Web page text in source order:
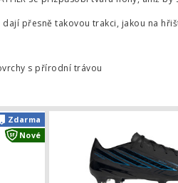
dají přesně takovou trakci, jakou na
s přírodní trávou
Zdarma
Nové
Kopačky Nike Phantom 6